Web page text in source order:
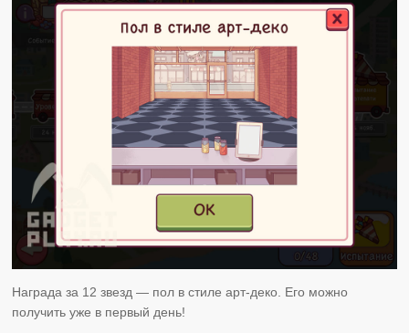
Награда за 12 звезд — пол в стиле арт-деко. Его можно
получить уже в первый день!